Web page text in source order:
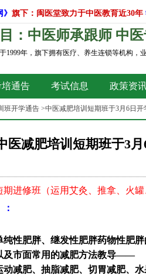
培通告 考试信息 政策资
旗下：闽医堂致力于中医教育近30年
：中医师承跟师 中医
1999年，旗下拥有医疗、养生连锁等机构，
班开学通告 >中医减肥培训短期班于3月6日开
医减肥培训短期班于3
进修班（运用艾灸、推拿、火罐
：
性肥胖、继发性肥胖药物性肥
及市面常用的减肥方法教导——
减肥、抽脂减肥、切胃减肥、